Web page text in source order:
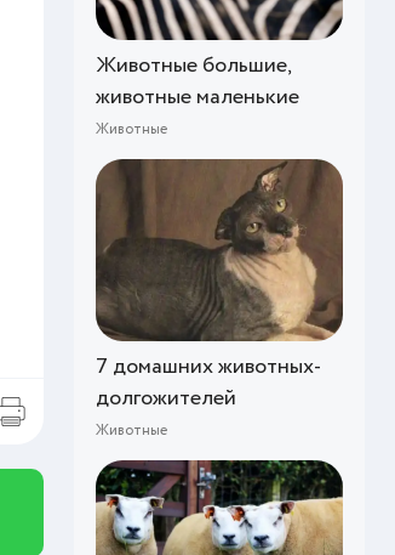
Животные большие,
животные маленькие
Животные
7 домашних животных-
долгожителей
Животные